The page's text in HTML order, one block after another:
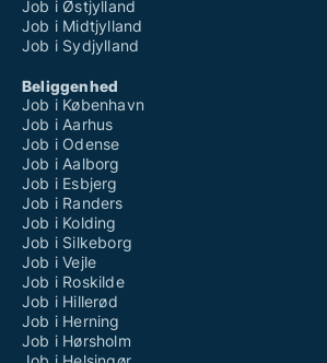
Job i Østjylland
Job i Midtjylland
Job i Sydjylland
Beliggenhed
Job i København
Job i Aarhus
Job i Odense
Job i Aalborg
Job i Esbjerg
Job i Randers
Job i Kolding
Job i Silkeborg
Job i Vejle
Job i Roskilde
Job i Hillerød
Job i Herning
Job i Hørsholm